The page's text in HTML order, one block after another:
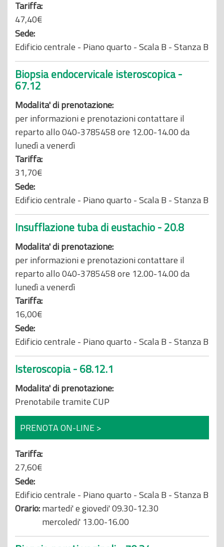
Tariffa:
47,40€
Sede:
Edificio centrale - Piano quarto - Scala B - Stanza B
Biopsia endocervicale isteroscopica -
67.12
Modalita' di prenotazione:
per informazioni e prenotazioni contattare il
reparto allo 040-3785458 ore 12.00-14.00 da
lunedì a venerdì
Tariffa:
31,70€
Sede:
Edificio centrale - Piano quarto - Scala B - Stanza B
Insufflazione tuba di eustachio - 20.8
Modalita' di prenotazione:
per informazioni e prenotazioni contattare il
reparto allo 040-3785458 ore 12.00-14.00 da
lunedì a venerdì
Tariffa:
16,00€
Sede:
Edificio centrale - Piano quarto - Scala B - Stanza B
Isteroscopia - 68.12.1
Modalita' di prenotazione:
Prenotabile tramite CUP
PRENOTA ON-LINE >
Tariffa:
27,60€
Sede:
Edificio centrale - Piano quarto - Scala B - Stanza B
Orario:martedi' e giovedi' 09.30-12.30
mercoledi' 13.00-16.00